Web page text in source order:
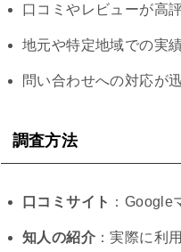
口コミやレビューが高評
地元や特定地域での実
問い合わせへの対応が
調査方法
口コミサイト ：Google
知人の紹介 ：実際に利